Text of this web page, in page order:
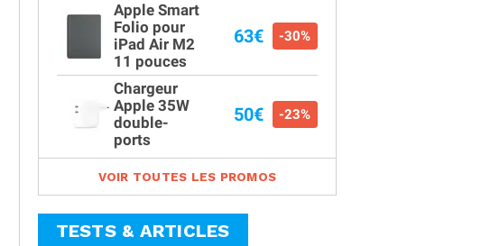
Apple Smart
Folio pour
iPad Air M2
11 pouces
63€ -30%
Chargeur
Apple 35W
double-
ports
50€ -23%
VOIR TOUTES LES PROMOS
TESTS & ARTICLES